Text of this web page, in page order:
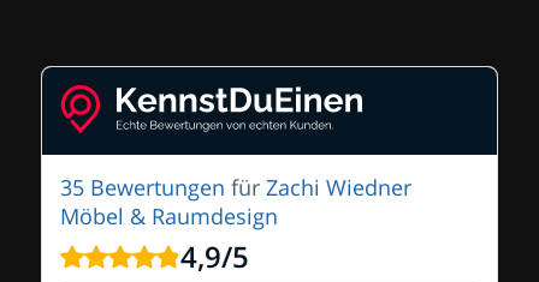
35 Bewertungen für Zachi Wiedner
Möbel & Raumdesign
4,9/5